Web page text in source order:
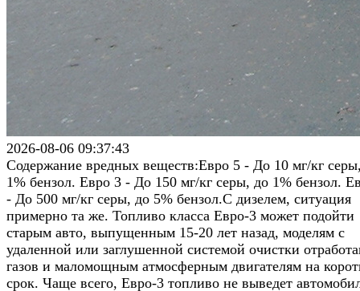
2026-08-06 09:37:43
Содержание вредных веществ:Евро 5 - До 10 мг/кг
1% бензол. Евро 3 - До 150 мг/кг серы, до 1% бензол.
- До 500 мг/кг серы, до 5% бензол.С дизелем, ситуация
примерно та же. Топливо класса Евро-3 может подойти
старым авто, выпущенным 15-20 лет назад, моделям с
удаленной или заглушенной системой очистки
газов и маломощным атмосферным двигателям на
срок. Чаще всего, Евро-3 топливо не выведет